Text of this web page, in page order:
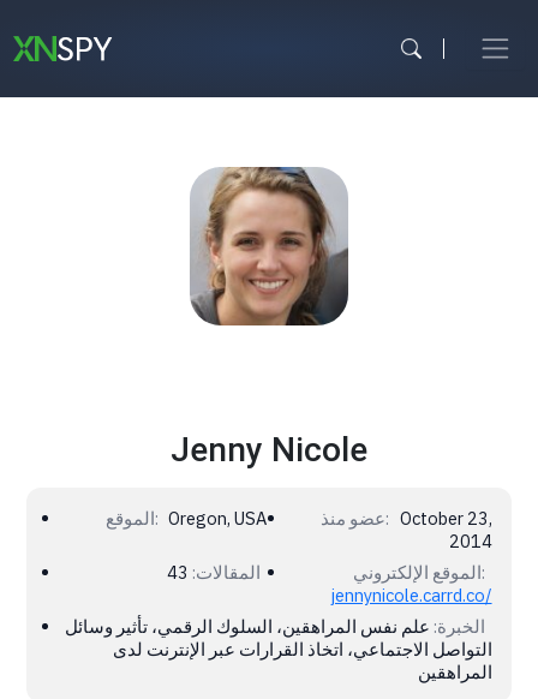
to
content
Jenny Nicole
الموقع: Oregon, USA عضو منذ: October 23,
2014
المقالات:
الموقع الإلكتروني:
jennynicole.carrd.co/
الخبرة: علم نفس المراهقين، السلوك الرقمي، تأثير وسائل
التواصل الاجتماعي، اتخاذ القرارات عبر الإنترنت لدى
المراهقين